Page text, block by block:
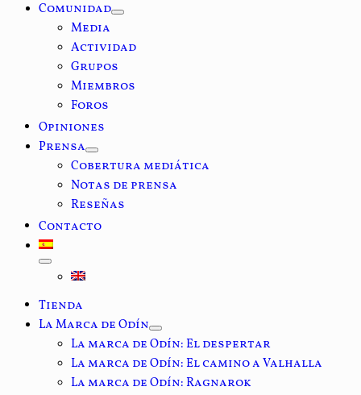
Comunidad
Media
Actividad
Grupos
Miembros
Foros
Opiniones
Prensa
Cobertura mediática
Notas de prensa
Reseñas
Contacto
Tienda
La Marca de Odín
La marca de Odín: El despertar
La marca de Odín: El camino a Valhalla
La marca de Odín: Ragnarok